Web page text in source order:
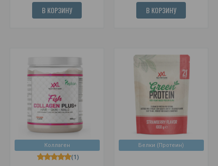
В КОРЗИНУ В КОРЗИНУ
Коллаген
(1)
Белки (Протеин)